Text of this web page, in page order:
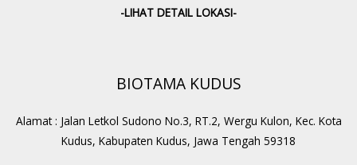
-LIHAT DETAIL LOKASI-
BIOTAMA KUDUS
Alamat : Jalan Letkol Sudono No.3, RT.2, Wergu Kulon, Kec. Kota
Kudus, Kabupaten Kudus, Jawa Tengah 59318